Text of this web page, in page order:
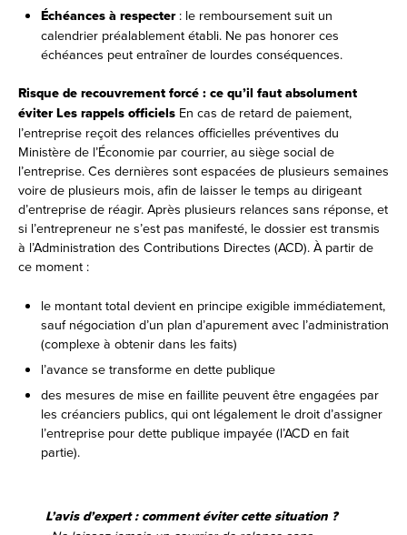
Échéances à respecter: le remboursement suit un
calendrier préalablement établi. Ne pas honorer ces
échéances peut entraîner de lourdes conséquences.
Risque de recouvrement forcé : ce qu’il faut absolument
éviterLes rappels officiels En cas de retard de paiement,
l’entreprise reçoit des relances officielles préventives du
Ministère de l’Économie par courrier, au siège social de
l’entreprise. Ces dernières sont espacées de plusieurs semaines
voire de plusieurs mois, afin de laisser le temps au dirigeant
d’entreprise de réagir. Après plusieurs relances sans réponse, et
si l’entrepreneur ne s’est pas manifesté, le dossier est transmis
à l’Administration des Contributions Directes (ACD). À partir de
ce moment :
le montant total devient en principe exigible immédiatement,
sauf négociation d’un plan d’apurement avec l’administration
(complexe à obtenir dans les faits)
l’avance se transforme en dette publique
des mesures de mise en faillite peuvent être engagées par
les créanciers publics, qui ont légalement le droit d’assigner
l’entreprise pour dette publique impayée (l’ACD en fait
partie).
L’avis d’expert : comment éviter cette situation ?